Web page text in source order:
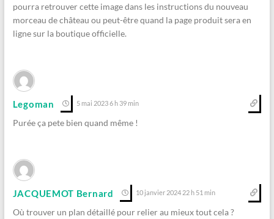
pourra retrouver cette image dans les instructions du nouveau
morceau de château ou peut-être quand la page produit sera en
ligne sur la boutique officielle.
Legoman 5 mai 2023 6 h 39 min
Purée ça pete bien quand même !
JACQUEMOT Bernard 10 janvier 2024 22 h 51 min
Où trouver un plan détaillé pour relier au mieux tout cela ?